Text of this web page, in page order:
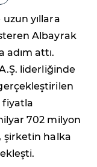
yıllara
Albayrak
adım attı.
liderliğinde
fiyatla
702 milyon
şirketin halka